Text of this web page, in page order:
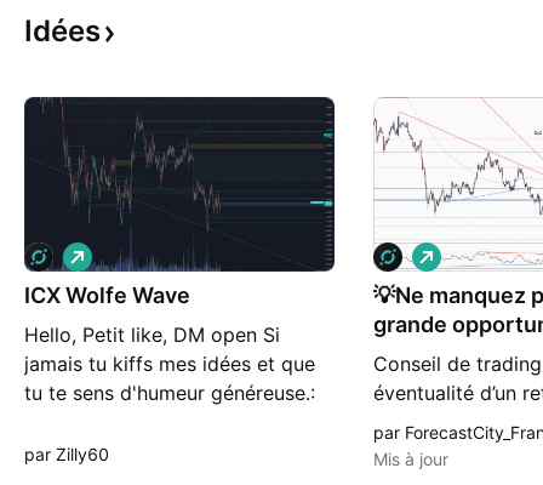
Idées
ICX Wolfe Wave
Hello, Petit like, DM open Si
jamais tu kiffs mes idées et que
tu te sens d'humeur généreuse.:
TLA8udcafdHDv9CjBDddab2C6z
L
o
n
par Zilly60
💡Ne manquez
grande
de ICXUSD
Conseil de
éventualité d’un
provisoire
support (0.731)
L
o
n
par
Mis à jour